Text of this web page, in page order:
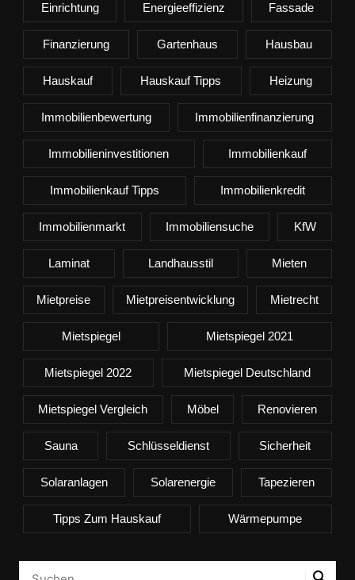
Einrichtung Energieeffizienz Fassade
Finanzierung Gartenhaus Hausbau
Hauskauf Hauskauf Tipps Heizung
Immobilienbewertung Immobilienfinanzierung
Immobilieninvestitionen Immobilienkauf
Immobilienkauf Tipps Immobilienkredit
Immobilienmarkt Immobiliensuche KfW
Laminat Landhausstil Mieten
Mietpreise Mietpreisentwicklung Mietrecht
Mietspiegel Mietspiegel 2021
Mietspiegel 2022 Mietspiegel Deutschland
Mietspiegel Vergleich Möbel Renovieren
Sauna Schlüsseldienst Sicherheit
Solaranlagen Solarenergie Tapezieren
Tipps Zum Hauskauf Wärmepumpe